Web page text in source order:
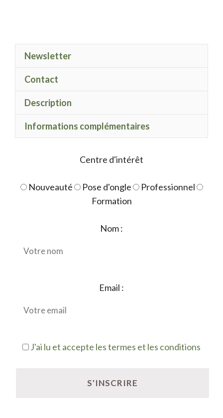
Newsletter
Contact
Description
Informations complémentaires
Centre d'intérêt
Nouveauté Pose d'ongle
Professionnel
Formation
Nom :
Email :
J'ai lu et accepte les termes et les conditions